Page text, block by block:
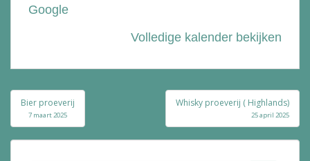
Google
Volledige kalender bekijken
Bericht
navigatie
Bier proeverij
7 maart 2025
Whisky proeverij ( Highlands)
25 april 2025